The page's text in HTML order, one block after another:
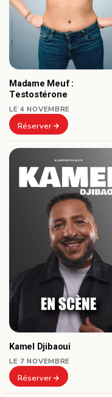
Madame Meuf :
Testostérone
LE 4 NOVEMBRE
Réserver
Kamel Djibaoui
LE 7 NOVEMBRE
Réserver